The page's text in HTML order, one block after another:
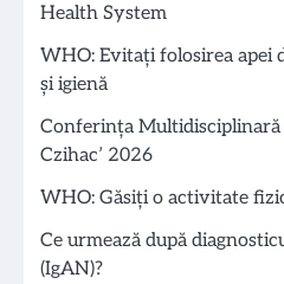
Health System
WHO: Evitați folosirea
și igienă
Conferința Multidisciplinară
Czihac’ 2026
WHO: Găsiți o activitate
Ce urmează după
(IgAN)?